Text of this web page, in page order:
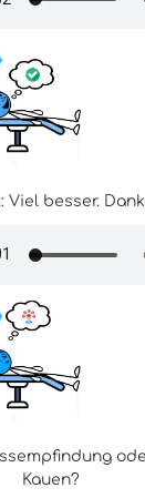
: Viel besser.
Kauen?